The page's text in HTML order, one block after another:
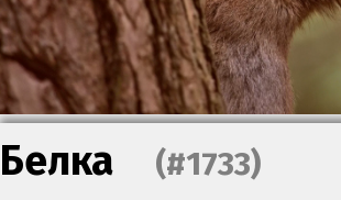
Белка (#1733)